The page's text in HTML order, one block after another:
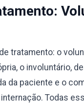
tratamento: o
o involuntário,
da paciente e o
Todas